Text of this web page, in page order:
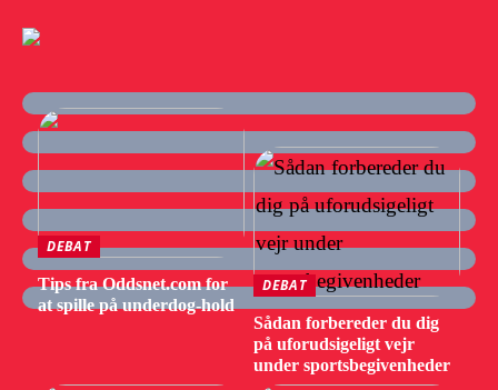
DEBAT
Tips fra Oddsnet.com for
at spille på underdog-hold
DEBAT
Sådan forbereder du dig
på uforudsigeligt vejr
under sportsbegivenheder